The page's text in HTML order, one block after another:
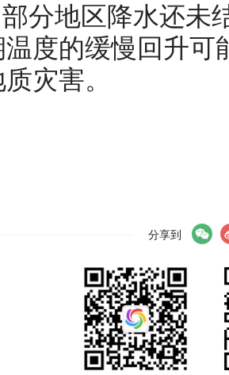
部分地区降水还未
温度的缓慢回升可
灾害。
分享到